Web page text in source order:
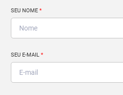
SEU NOME*
SEU E-MAIL*